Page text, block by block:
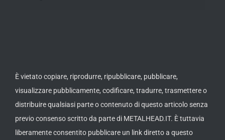
È vietato copiare, riprodurre, ripubblicare, pubblicare,
visualizzare pubblicamente, codificare, tradurre, trasmettere o
distribuire qualsiasi parte o contenuto di questo articolo senza
previo consenso scritto da parte di METALHEAD.IT. È tuttavia
liberamente consentito pubblicare un link diretto a questo